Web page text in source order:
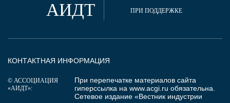
АИДТ ПРИ ПОДДЕРЖКЕ
КОНТАКТНАЯ ИНФОРМАЦИЯ
© АССОЦИАЦИЯ
«АИДТ»:
При перепечатке материалов сайта
гиперссылка на www.acgi.ru обязательна.
Сетевое издание «Вестник индустрии